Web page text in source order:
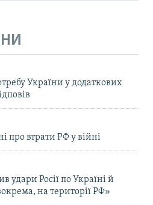
України у додаткових
про втрати РФ у війні
удари Росії по Україні й
на території РФ»